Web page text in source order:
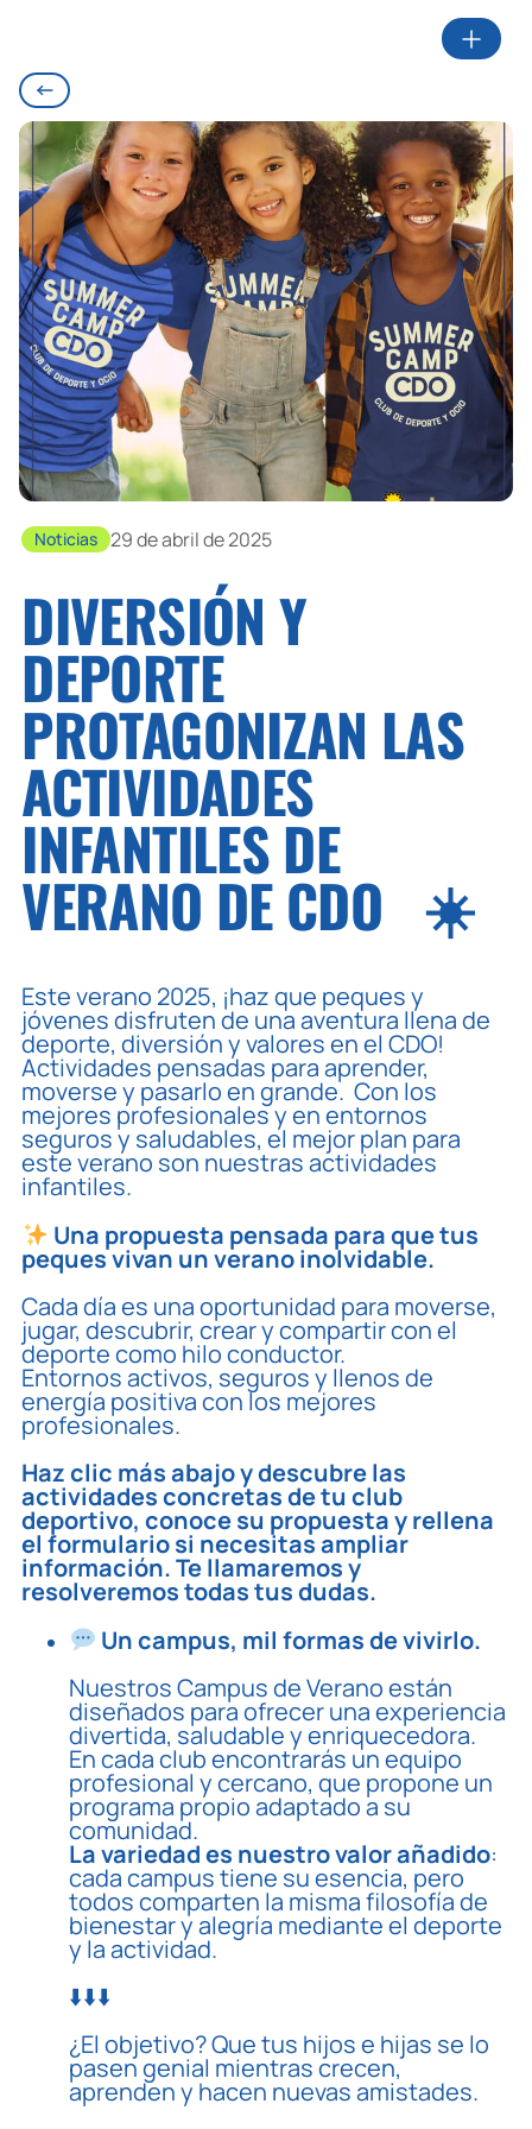
Noticias 29 de abril de 2025
DIVERSIÓN Y
DEPORTE
PROTAGONIZAN LAS
ACTIVIDADES
INFANTILES DE
VERANO DE CDO ‍ ‍ ☀️
Este verano 2025, ¡haz que peques y
jóvenes disfruten de una aventura llena de
deporte, diversión y valores en el CDO!
Actividades pensadas para aprender,
moverse y pasarlo en grande. Con los
mejores profesionales y en entornos
seguros y saludables, el mejor plan para
este verano son nuestras actividades
infantiles.
Una propuesta pensada para que tus
peques vivan un verano inolvidable.
Cada día es una oportunidad para moverse,
jugar, descubrir, crear y compartir con el
deporte como hilo conductor.
Entornos activos, seguros y llenos de
energía positiva con los mejores
profesionales.
Haz clic más abajo y descubre las
actividades concretas de tu club
deportivo, conoce su propuesta y rellena
el formulario si necesitas ampliar
información. Te llamaremos y
resolveremos todas tus dudas.
Un campus, mil formas de vivirlo.
NuestrosCampus de Veranoestán
diseñados para ofrecer una experiencia
divertida, saludable y enriquecedora.
En cada club encontrarás un equipo
profesional y cercano, que propone un
programa propio adaptado a su
comunidad.
La variedad es nuestro valor añadido:
cada campus tiene su esencia, pero
todos comparten la misma filosofía de
bienestar y alegría mediante el deporte
y la actividad.
⬇️⬇️⬇️
¿El objetivo? Que tus hijos e hijas se lo
pasen genial mientras crecen,
aprenden y hacen nuevas amistades.